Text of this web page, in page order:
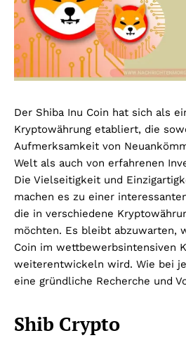
Der Shiba Inu Coin hat sich als
Kryptowährung etabliert, die
Aufmerksamkeit von
Welt als auch von erfahrenen
Die Vielseitigkeit und
machen es zu einer
die in verschiedene
möchten. Es bleibt abzuwarten,
Coin im wettbewerbsintensiven
weiterentwickeln wird. Wie bei
eine gründliche Recherche und
Shib Crypto